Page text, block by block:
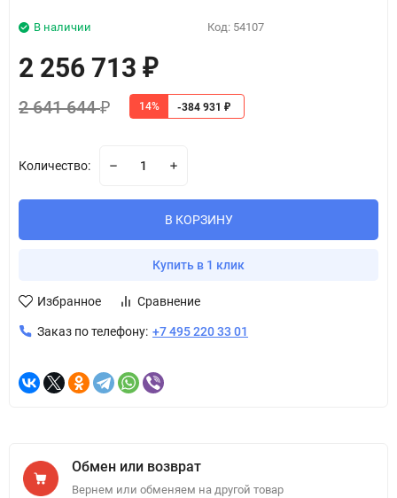
В наличии Код: 54107
2 256 713 ₽
2 641 644₽ 14% -384 931 ₽
Количество:
В КОРЗИНУ
Купить в 1 клик
Избранное Сравнение
Заказ по телефону: +7 495 220 33 01
Обмен или возврат
Вернем или обменяем на другой товар